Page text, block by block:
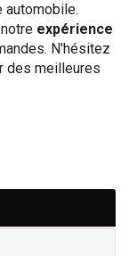
automobile.
expérience
N'hésitez
des meilleures